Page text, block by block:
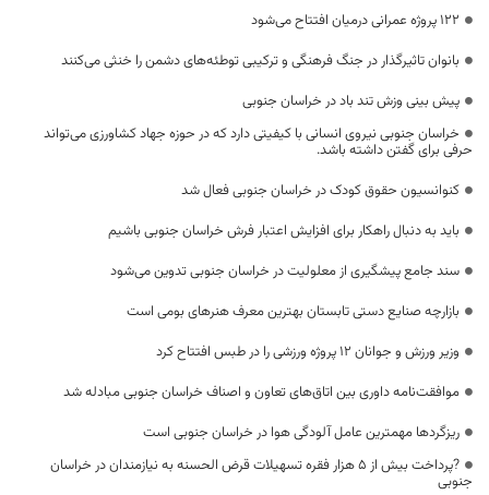
122 پروژه عمرانی درمیان افتتاح می‌شود
بانوان تاثیرگذار در جنگ فرهنگی و ترکیبی توطئه‌های دشمن را خنثی می‌کنند
پیش بینی وزش تند باد در خراسان جنوبی
خراسان جنوبی نیروی انسانی با کیفیتی دارد که در حوزه جهاد کشاورزی می‌تواند
حرفی برای گفتن داشته باشد.
کنوانسیون حقوق کودک در خراسان جنوبی فعال شد
باید به دنبال راهکار برای افزایش اعتبار فرش خراسان جنوبی باشیم
سند جامع پیشگیری از معلولیت در خراسان جنوبی تدوین می‌شود
بازارچه‌ صنایع دستی تابستان بهترین معرف هنرهای بومی است
وزیر ورزش و جوانان ۱۲ پروژه ورزشی را در طبس افتتاح کرد
موافقت‌نامه داوری بین اتاق‌های تعاون و اصناف خراسان جنوبی مبادله شد
ریزگردها مهمترین عامل آلودگی هوا در خراسان جنوبی است
?پرداخت بیش از ۵ هزار فقره تسهیلات قرض الحسنه به نیازمندان در خراسان
جنوبی